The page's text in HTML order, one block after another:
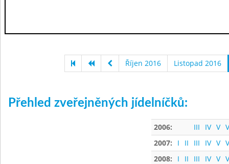
Říjen 2016 Listopad 2016
Přehled zveřejněných jídelníčků:
2006: III IV V
2007:
I II III IV V
2008:
I II III IV V